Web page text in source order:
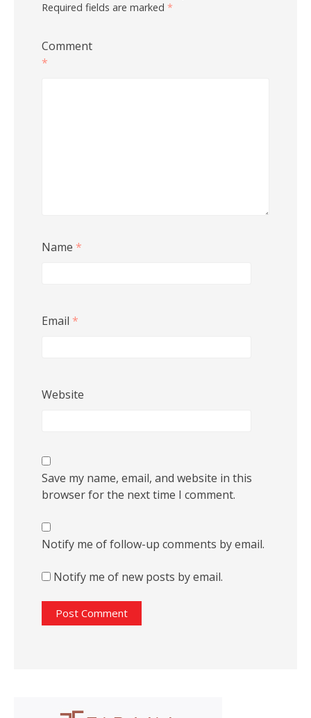
Required fields are marked *
Comment
*
Name *
Email *
Website
Save my name, email, and website in this
browser for the next time I comment.
Notify me of follow-up comments by email.
Notify me of new posts by email.